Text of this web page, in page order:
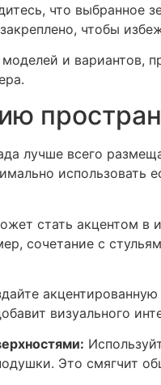
что выбранное
чтобы
и вариантов,
лучше всего
использовать
стать акцентом в
сочетание с
визуального
Это смягчит